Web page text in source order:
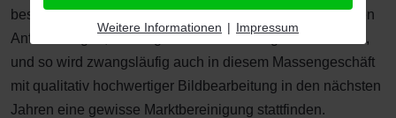
beständigen Anstieg der inhaltlichen wie auch qualitativen
Anforderungen, die an gutes Bildmaterial gestellt werden,
und so wird zwangsläufig auch in diesem Massengeschäft
mit qualitativ hochwertiger Bildbearbeitung in den nächsten
Jahren eine gewisse Marktbereinigung stattfinden.
Weitere Informationen | Impressum